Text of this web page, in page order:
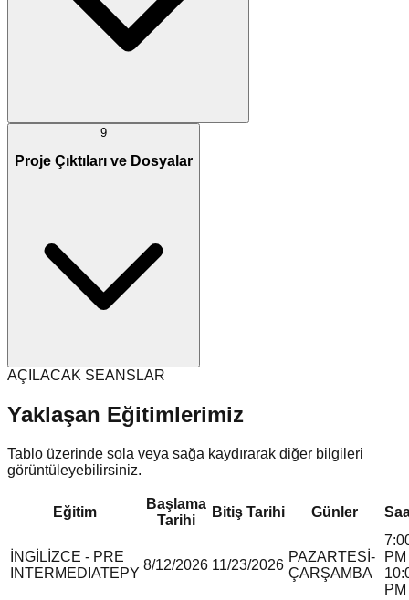
9
Proje Çıktıları ve Dosyalar
AÇILACAK SEANSLAR
Yaklaşan Eğitimlerimiz
Tablo üzerinde sola veya sağa kaydırarak diğer bilgileri
görüntüleyebilirsiniz.
Eğitim
Başlama
Tarihi
Bitiş Tarihi Günler
İNGİLİZCE - PRE
INTERMEDIATEPY
8/12/2026 11/23/2026
PAZARTESİ-
ÇARŞAMBA
PM
PM